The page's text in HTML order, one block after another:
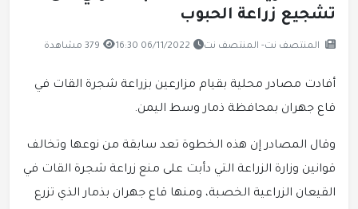
تشجيع زراعة الحبوب
المنتصف نت- المنتصف نت 06/11/2022 16:30 379 مشاهدة
أفادت مصادر محلية بقيام مزارعين بزراعة شجرة القات في
قاع جهران بمحافظة ذمار وسط اليمن.
وقال المصادر إن هذه الخطوة تعد سابقة من نوعها وتخالف
قوانين وزارة الزراعة التي دأبت على منع زراعة شجرة القات في
القيعان الزراعية الخصبة، ومنها قاع جهران بذمار الذي تزرع